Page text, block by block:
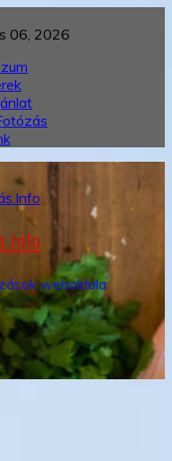
06, 2026
weboldala